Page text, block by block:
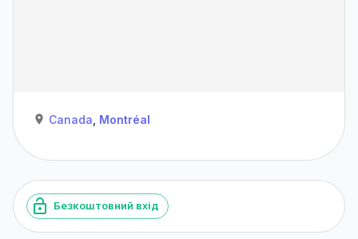
Canada Montréal
Безкоштовний вхід